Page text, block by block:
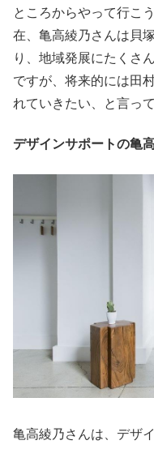
ところからやって行こ
在、亀高綾乃さんは貝
り、地域発展にたくさ
ですが、将来的には田
れていきたい、と言っ
デザインサポートの亀
亀高綾乃さんは、デザ